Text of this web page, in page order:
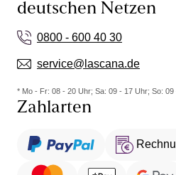
deutschen Netzen
0800 - 600 40 30
service@lascana.de
* Mo - Fr: 08 - 20 Uhr; Sa: 09 - 17 Uhr; So: 09
Zahlarten